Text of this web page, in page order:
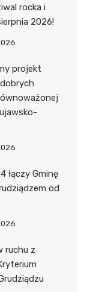
rocka i
2026!
projekt
łączy Gminę
od
ruchu z